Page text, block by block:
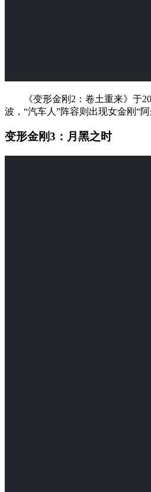
《变形金刚2：卷土重来》于
波，“汽车人”阵容则出现女金刚“
变形金刚3：月黑之时